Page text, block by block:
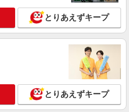
とりあえずキープ
とりあえずキープ